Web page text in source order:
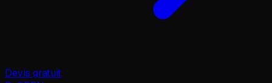
Devis gratuit